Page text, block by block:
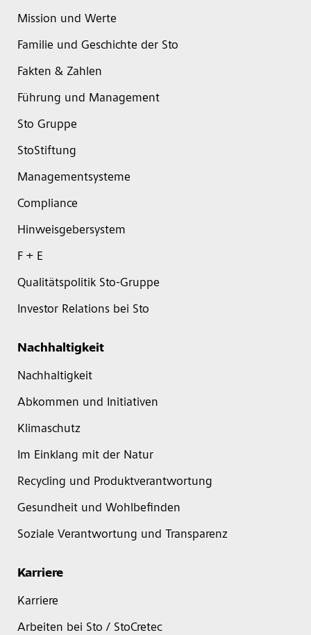
Mission und Werte
Familie und Geschichte der Sto
Fakten & Zahlen
Führung und Management
Sto Gruppe
StoStiftung
Managementsysteme
Compliance
Hinweisgebersystem
F + E
Qualitätspolitik Sto-Gruppe
Investor Relations bei Sto
Nachhaltigkeit
Nachhaltigkeit
Abkommen und Initiativen
Klimaschutz
Im Einklang mit der Natur
Recycling und Produktverantwortung
Gesundheit und Wohlbefinden
Soziale Verantwortung und Transparenz
Karriere
Karriere
Arbeiten bei Sto / StoCretec